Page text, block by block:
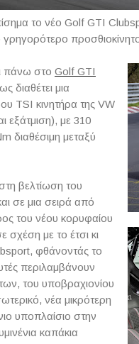
το νέο Golf GTI
πάνω στο Golf GTI
διαθέτει μια
TSI κινητήρα της VW
εξάτμιση), με 310
διαθέσιμη μεταξύ
βελτίωση του
σε μια σειρά από
του νέου κορυφαίου
σχέση με το έτσι κι
, φθάνοντάς το
περιλαμβάνουν
του υποβραχιονίου
νέα μικρότερη
υποπλαίσιο στην
καπάκια